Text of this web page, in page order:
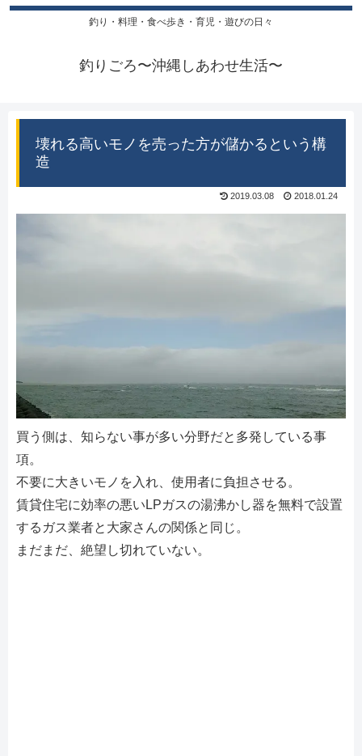
釣り・料理・食べ歩き・育児・遊びの日々
釣りごろ〜沖縄しあわせ生活〜
壊れる高いモノを売った方が儲かるという構
造
2019.03.08 2018.01.24
買う側は、知らない事が多い分野だと多発している事
項。
不要に大きいモノを入れ、使用者に負担させる。
賃貸住宅に効率の悪いLPガスの湯沸かし器を無料で設置
するガス業者と大家さんの関係と同じ。
まだまだ、絶望し切れていない。